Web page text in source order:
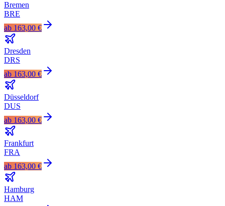
Bremen
BRE
ab 163,00 €
Dresden
DRS
ab 163,00 €
Düsseldorf
DUS
ab 163,00 €
Frankfurt
FRA
ab 163,00 €
Hamburg
HAM